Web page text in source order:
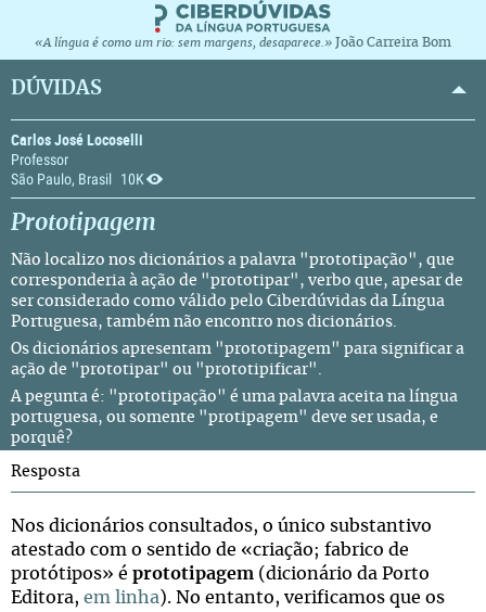
«A língua é como um rio: sem margens, desaparece.» João Carreira Bom
DÚVIDAS
Carlos José Locoselli
Professor
São Paulo, Brasil
10K
Prototipagem
Não localizo nos dicionários a palavra "prototipação", que
corresponderia à ação de "prototipar", verbo que, apesar de
ser considerado como válido pelo Ciberdúvidas da Língua
Portuguesa, também não encontro nos dicionários.
Os dicionários apresentam "prototipagem" para significar a
ação de "prototipar" ou "prototipificar".
A pegunta é: "prototipação" é uma palavra aceita na língua
portuguesa, ou somente "protipagem" deve ser usada, e
porquê?
Resposta
Nos dicionários consultados, o único substantivo
atestado com o sentido de «criação; fabrico de
protótipos» é prototipagem (dicionário da Porto
Editora, em linha). No entanto, verificamos que os